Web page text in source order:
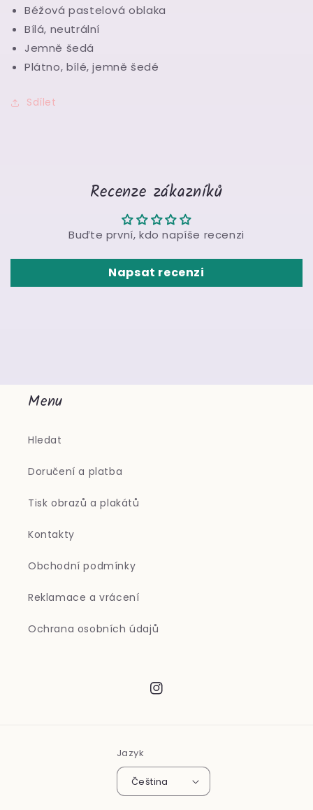
Béžová pastelová oblaka
Bílá, neutrální
Jemně šedá
Plátno, bílé, jemně šedé
Sdílet
Recenze zákazníků
Buďte první, kdo napíše recenzi
Napsat recenzi
Menu
Hledat
Doručení a platba
Tisk obrazů a plakátů
Kontakty
Obchodní podmínky
Reklamace a vrácení
Ochrana osobních údajů
Instagram
Jazyk
Čeština